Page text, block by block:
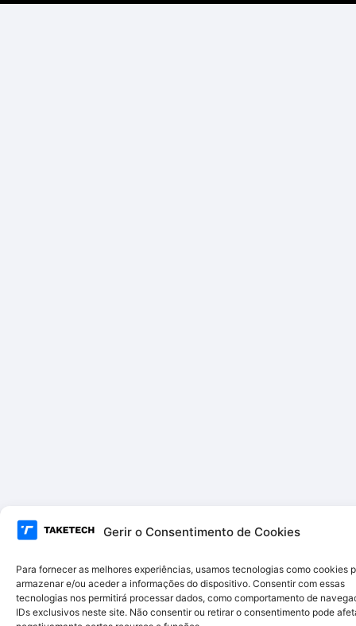
Gerir o Consentimento de Cookies
Para fornecer as melhores experiências, usamos tecnologias como cookies
armazenar e/ou aceder a informações do dispositivo. Consentir com essas
tecnologias nos permitirá processar dados, como comportamento de
IDs exclusivos neste site. Não consentir ou retirar o consentimento pode